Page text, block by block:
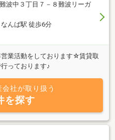
波中３丁目７－８難波リーガ
んば駅 徒歩6分
業活動をしております☆賃貸取
っております♪
社が取り扱う
を探す